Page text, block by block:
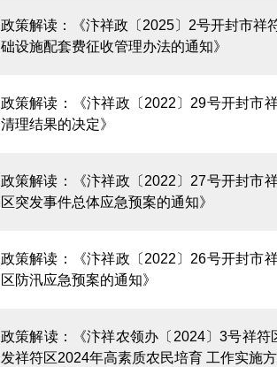
政策解读：《汴祥政〔2025〕2号开封市祥
础设施配套费征收管理办法的通知》
政策解读：《汴祥政〔2022〕29号开封市
清理结果的决定》
政策解读：《汴祥政〔2022〕27号开封市
区突发事件总体应急预案的通知》
政策解读：《汴祥政〔2022〕26号开封市
区防汛应急预案的通知》
政策解读：《汴祥农领办〔2024〕3号祥
发祥符区2024年高素质农民培育 工作实施方